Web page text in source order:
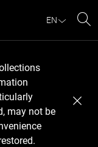
EN
may not be